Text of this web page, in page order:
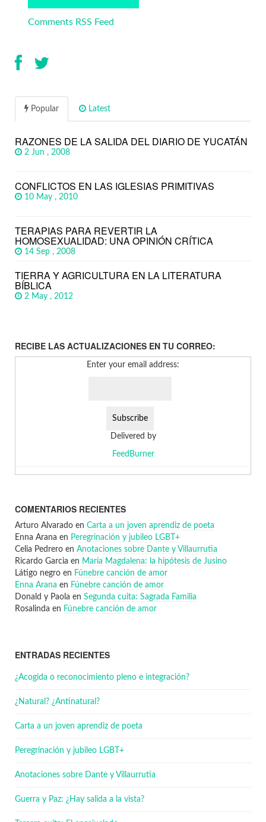
Comments RSS Feed
Popular Latest
RAZONES DE LA SALIDA DEL DIARIO DE YUCATÁN
2 Jun , 2008
CONFLICTOS EN LAS IGLESIAS PRIMITIVAS
10 May , 2010
TERAPIAS PARA REVERTIR LA
HOMOSEXUALIDAD: UNA OPINIÓN CRÍTICA
14 Sep , 2008
TIERRA Y AGRICULTURA EN LA LITERATURA
BÍBLICA
2 May , 2012
RECIBE LAS ACTUALIZACIONES EN TU CORREO:
Enter your email address:
Delivered by
FeedBurner
COMENTARIOS RECIENTES
Arturo Alvarado en Carta a un joven aprendiz de poeta
Enna Arana en Peregrinación y jubileo LGBT+
Celia Pedrero en Anotaciones sobre Dante y Villaurrutia
Ricardo Garcia en María Magdalena: la hipótesis de Jusino
Látigo negro en Fúnebre canción de amor
Enna Arana en Fúnebre canción de amor
Donald y Paola en Segunda cuita: Sagrada Familia
Rosalinda en Fúnebre canción de amor
ENTRADAS RECIENTES
¿Acogida o reconocimiento pleno e integración?
¿Natural? ¿Antinatural?
Carta a un joven aprendiz de poeta
Peregrinación y jubileo LGBT+
Anotaciones sobre Dante y Villaurrutia
Guerra y Paz: ¿Hay salida a la vista?